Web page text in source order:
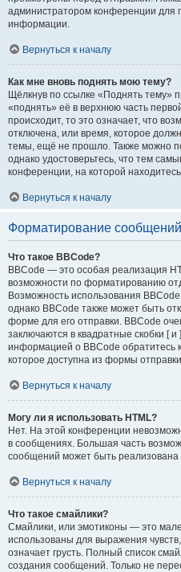
администратором конференции для
информации.
Вернуться к началу
Как мне вновь поднять мою тему?
Щёлкнув по ссылке «Поднять тему»
«поднять» её в верхнюю часть
происходит, то это означает, что
отключена, или время, которое
темы, ещё не прошло. Также можно
однако удостоверьтесь, что тем
конференции, на которой
Вернуться к началу
Форматирование
Что такое BBCode?
BBCode — это особая реализация
возможности по форматированию
Возможность использования
однако BBCode также может быть
форме для его отправки. BBCode
заключаются в квадратные скобки [
информацией о BBCode обратитесь
которое доступна из формы
Вернуться к началу
Могу ли я использовать HTML?
Нет. На этой конференции
в сообщениях. Большая часть
сообщений может быть реализована
Вернуться к началу
Что такое смайлики?
Смайлики, или эмотиконы — это
использованы для выражения
означает грусть. Полный список
создания сообщений. Только не